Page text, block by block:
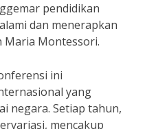
pendidikan
dan menerapkan
Maria Montessori.
ini
yang
negara. Setiap tahun,
mencakup